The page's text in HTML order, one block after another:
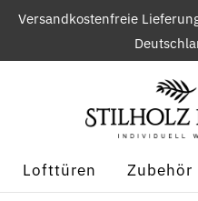
Versandkostenfreie
Lofttüren Zubehör